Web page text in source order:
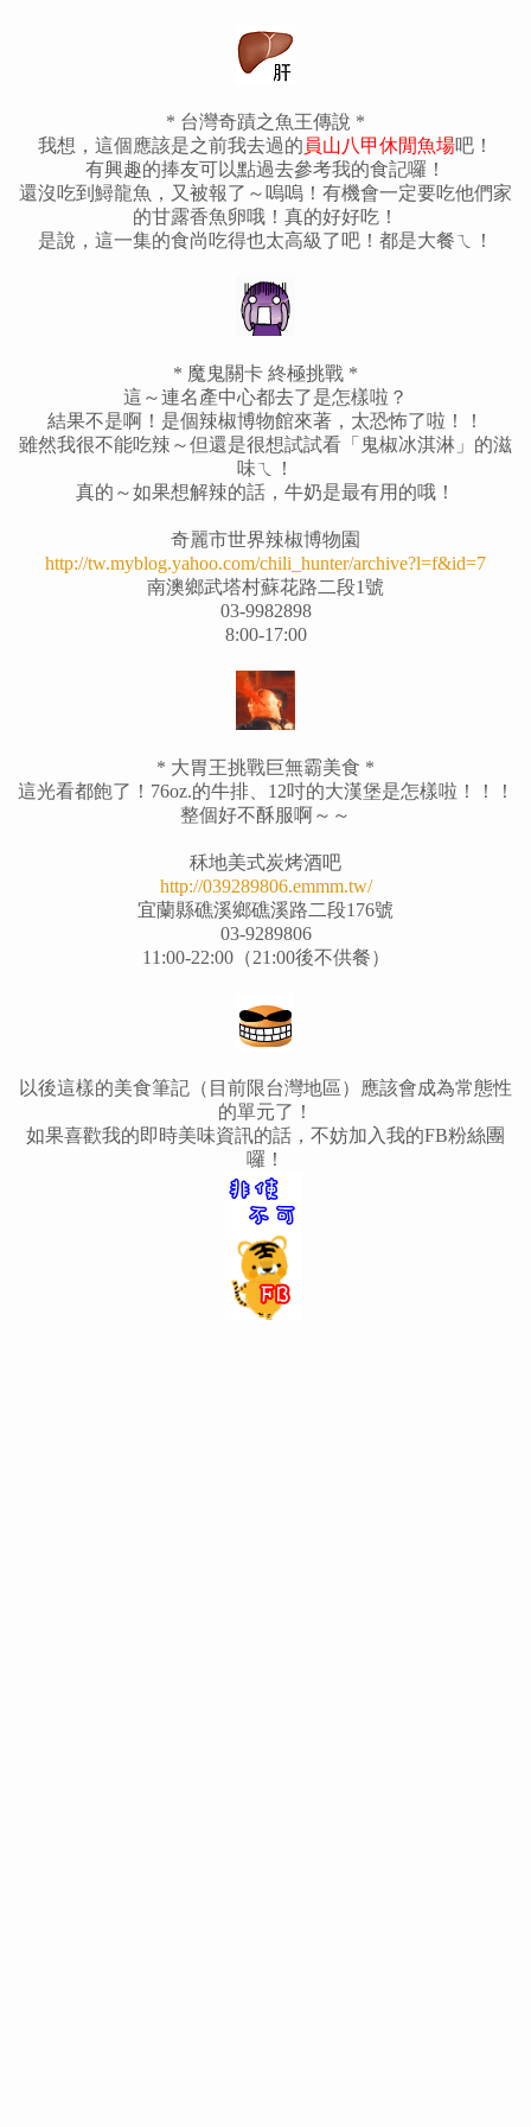
* 台灣奇蹟之魚王傳說 *
我想，這個應該是之前我去過的 員山八甲休閒魚場吧！
有興趣的捧友可以點過去參考我的食記囉！
還沒吃到鱘龍魚，又被報了～嗚嗚！有機會一定要吃他們家
的甘露香魚卵哦！真的好好吃！
是說，這一集的食尚吃得也太高級了吧！都是大餐ㄟ！
* 魔鬼關卡 終極挑戰 *
這～連名產中心都去了是怎樣啦？
結果不是啊！是個辣椒博物館來著，太恐怖了啦！！
雖然我很不能吃辣～但還是很想試試看「鬼椒冰淇淋」的滋
味ㄟ！
真的～如果想解辣的話，牛奶是最有用的哦！
奇麗市世界辣椒博物園
http://tw.myblog.yahoo.com/chili_hunter/archive?l=f&id=7
南澳鄉武塔村蘇花路二段1號
03-9982898
8:00-17:00
* 大胃王挑戰巨無霸美食 *
這光看都飽了！76oz.的牛排、12吋的大漢堡是怎樣啦！！！
整個好不酥服啊～～
秝地美式炭烤酒吧
http://039289806.emmm.tw/
宜蘭縣礁溪鄉礁溪路二段176號
03-9289806
11:00-22:00（21:00後不供餐）
以後這樣的美食筆記（目前限台灣地區）應該會成為常態性
的單元了！
如果喜歡我的即時美味資訊的話，不妨加入我的FB粉絲團
囉！